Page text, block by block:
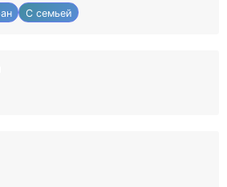
С семьей